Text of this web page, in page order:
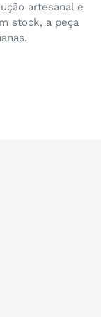
artesanal e
stock, a peça